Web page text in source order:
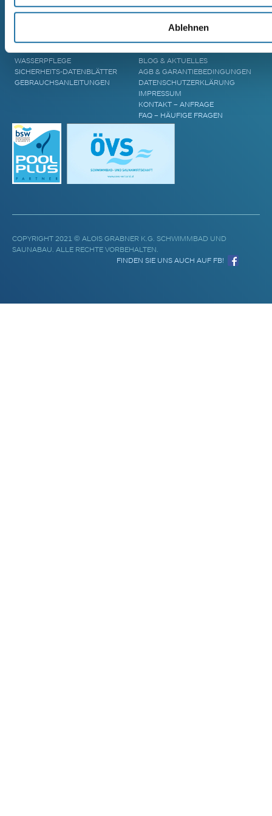
Ablehnen
ZUBEHÖR & INFORMATIONEN
POOL ABDECKUNGEN
WASSERPFLEGE
SICHERHEITS-DATENBLÄTTER
GEBRAUCHSANLEITUNGEN
UNTERNEHMEN
CRANPOOL – GESCHICHTE &
BLOG & AKTUELLES
AGB & GARANTIEBEDINGUNGEN
DATENSCHUTZERKLÄRUNG
IMPRESSUM
KONTAKT – ANFRAGE
FAQ – HÄUFIGE FRAGEN
COPYRIGHT 2021 © ALOIS GRABNER K.G. SCHWIMMBAD UND
SAUNABAU. ALLE RECHTE VORBEHALTEN.
FINDEN SIE UNS AUCH AUF FB!